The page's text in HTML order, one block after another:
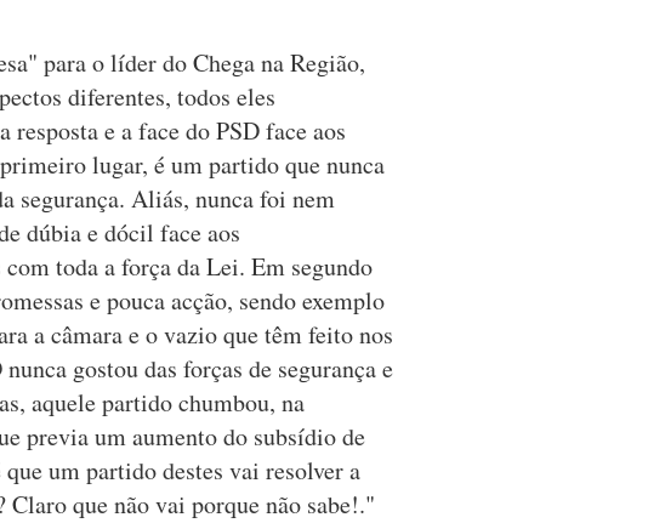
para o líder do Chega na Região,
diferentes, todos eles
e a face do PSD face aos
lugar, é um partido que nunca
segurança. Aliás, nunca foi nem
dúbia e dócil face aos
toda a força da Lei. Em segundo
e pouca acção, sendo exemplo
a câmara e o vazio que têm feito nos
gostou das forças de segurança e
aquele partido chumbou, na
previa um aumento do subsídio de
um partido destes vai resolver a
que não vai porque não sabe!."